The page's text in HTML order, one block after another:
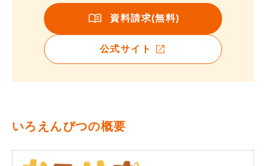
資料請求(無料)
公式サイト
いろえんぴつの概要